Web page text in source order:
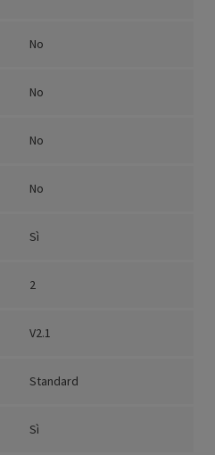
No
No
No
No
Sì
2
V2.1
Standard
Sì